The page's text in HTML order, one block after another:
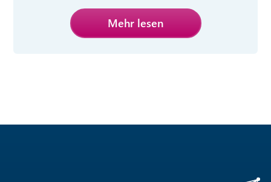
Mehr lesen